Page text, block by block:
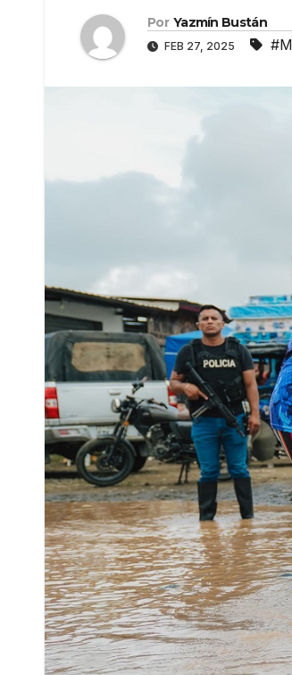
Por Yazmín Bustán
FEB 27, 2025